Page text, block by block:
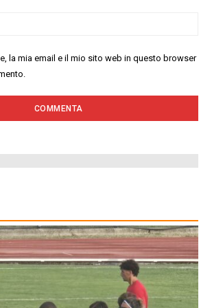
la mia email e il mio sito web in questo browser